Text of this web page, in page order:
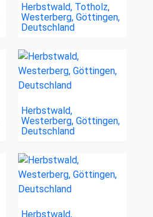
Herbstwald, Totholz,
Westerberg, Göttingen,
Deutschland
Herbstwald,
Westerberg, Göttingen,
Deutschland
Herbstwald,